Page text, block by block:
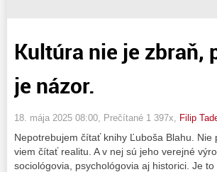
Kultúra nie je zbraň,
je názor.
18. mája 2025 08:00 , Prečítané 1 397x, Filip
Nepotrebujem čítať knihy Ľuboša Blahu.
viem čítať realitu. A v nej sú jeho verejné
sociológovia, psychológovia aj historici. Je